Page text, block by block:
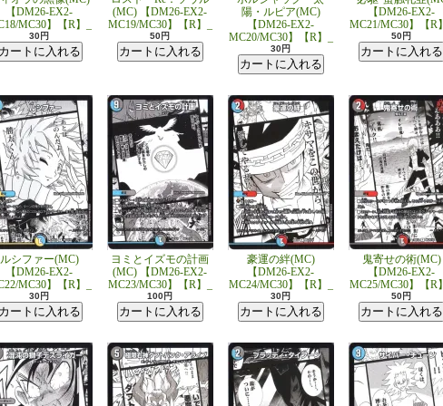
【DM26-EX2-
MC30】【R】_
30円
(MC) 【DM26-EX2-
MC19/MC30】【R】_
50円
陽・ルピア(MC)
【DM26-EX2-
MC20/MC30】【R】_
30円
【DM26-EX2-
MC21/MC30】【R
50円
ルシファー(MC)
【DM26-EX2-
MC30】【R】_
30円
ヨミとイズモの計画
(MC) 【DM26-EX2-
MC23/MC30】【R】_
100円
豪運の絆(MC)
【DM26-EX2-
MC24/MC30】【R】_
30円
鬼寄せの術(MC)
【DM26-EX2-
MC25/MC30】【R
50円